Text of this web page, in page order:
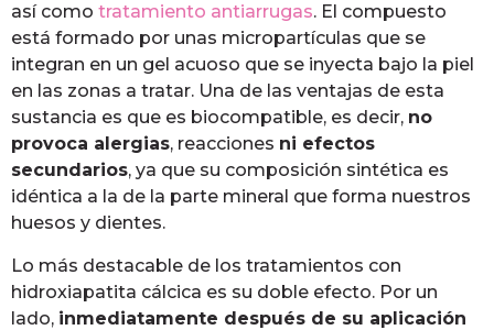
así como tratamiento antiarrugas. El compuesto
está formado por unas micropartículas que se
integran en un gel acuoso que se inyecta bajo la piel
en las zonas a tratar. Una de las ventajas de esta
sustancia es que es biocompatible, es decir, no
provoca alergias, reacciones ni efectos
secundarios, ya que su composición sintética es
idéntica a la de la parte mineral que forma nuestros
huesos y dientes.
Lo más destacable de los tratamientos con
hidroxiapatita cálcica es su doble efecto. Por un
lado, inmediatamente después de su aplicación